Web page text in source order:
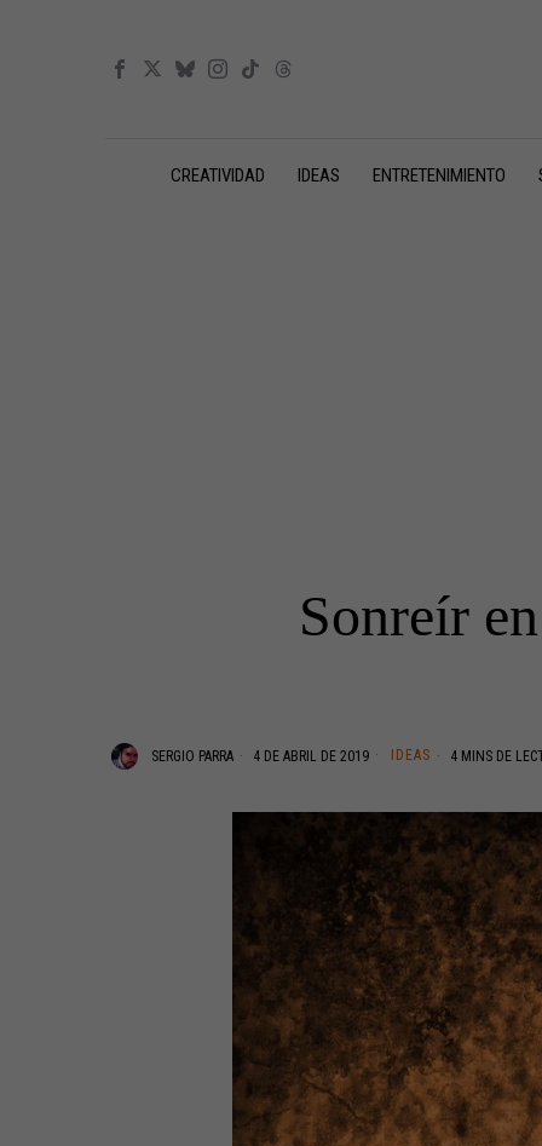
CREATIVIDAD IDEAS ENTRETENIMIENTO
Sonreír
SERGIO PARRA 4 DE ABRIL DE 2019 IDEAS 4 MINS DE